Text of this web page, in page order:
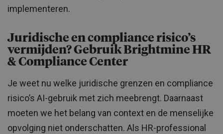
implementeren.
Juridische en compliance risico’s
vermijden? Gebruik Brightmine HR
& Compliance Center
Je weet nu welke juridische grenzen en compliance
risico’s AI-gebruik met zich meebrengt. Daarnaast
moeten we het belang van context en de menselijke
opvolging niet onderschatten. Als HR-professional